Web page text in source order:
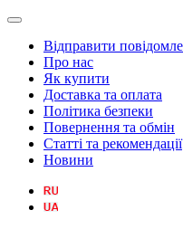
Відправити
Про нас
Як купити
Доставка та оплата
Політика безпеки
Повернення та обмін
Статті та рекомендації
Новини